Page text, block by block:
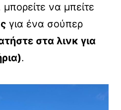
να μπείτε
για ένα σούπερ
στα λινκ για
.